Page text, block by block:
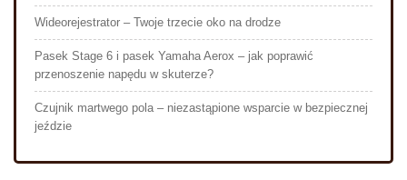
Wideorejestrator – Twoje trzecie oko na drodze
Pasek Stage 6 i pasek Yamaha Aerox – jak poprawić
przenoszenie napędu w skuterze?
Czujnik martwego pola – niezastąpione wsparcie w bezpiecznej
jeździe